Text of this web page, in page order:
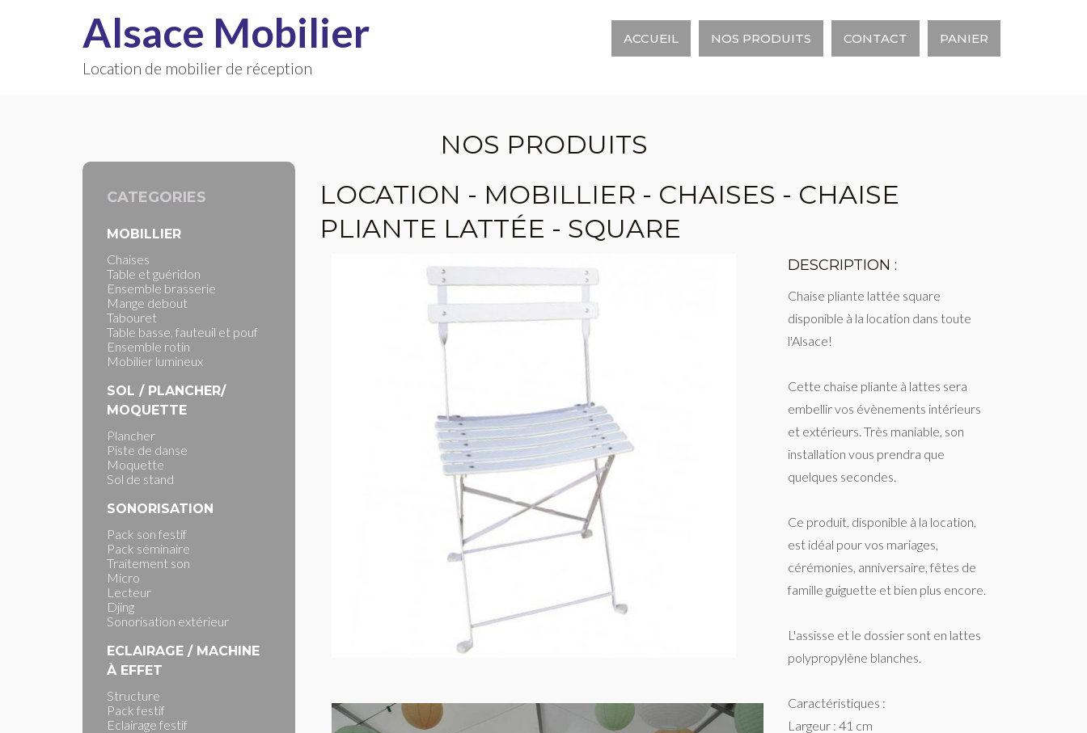
Alsace Mobilier
Location de mobilier de réception
ACCUEIL NOS PRODUITS CONTACT PANIER
NOS PRODUITS
CATEGORIES
MOBILLIER
Chaises
Table et guéridon
Ensemble brasserie
Mange debout
Tabouret
Table basse, fauteuil et pouf
Ensemble rotin
Mobilier lumineux
SOL / PLANCHER/
MOQUETTE
Plancher
Piste de danse
Moquette
Sol de stand
SONORISATION
Pack son festif
Pack séminaire
Traitement son
Micro
Lecteur
Djing
Sonorisation extérieur
ECLAIRAGE / MACHINE
À EFFET
Structure
Pack festif
Eclairage festif
LOCATION - MOBILLIER - CHAISES - CHAISE
PLIANTE LATTÉE - SQUARE
DESCRIPTION :
Chaise pliante lattée square
disponible à la location dans toute
l'Alsace!
Cette chaise pliante à lattes sera
embellir vos évènements intérieurs
et extérieurs. Très maniable, son
installation vous prendra que
quelques secondes.
Ce produit, disponible à la location,
est idéal pour vos mariages,
cérémonies, anniversaire, fêtes de
famille guiguette et bien plus encore.
L'assisse et le dossier sont en lattes
polypropylène blanches.
Caractéristiques :
Largeur : 41 cm